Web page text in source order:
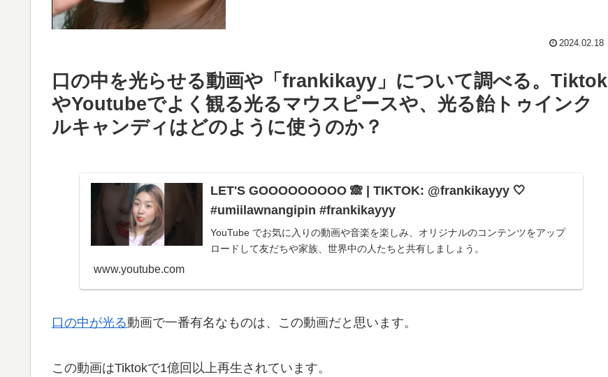
2024.02.18
口の中を光らせる動画や「frankikayy」について調べる。Tiktok
やYoutubeでよく観る光るマウスピースや、光る飴トゥインク
ルキャンディはどのように使うのか？
LET'S GOOOOOOOOO 🙈 | TIKTOK: @frankikayyy 🤍
#umiilawnangipin #frankikayyy
YouTube でお気に入りの動画や音楽を楽しみ、オリジナルのコンテンツをアップ
ロードして友だちや家族、世界中の人たちと共有しましょう。
www.youtube.com
口の中が光る動画で一番有名なものは、この動画だと思います。
この動画はTiktokで1億回以上再生されています。